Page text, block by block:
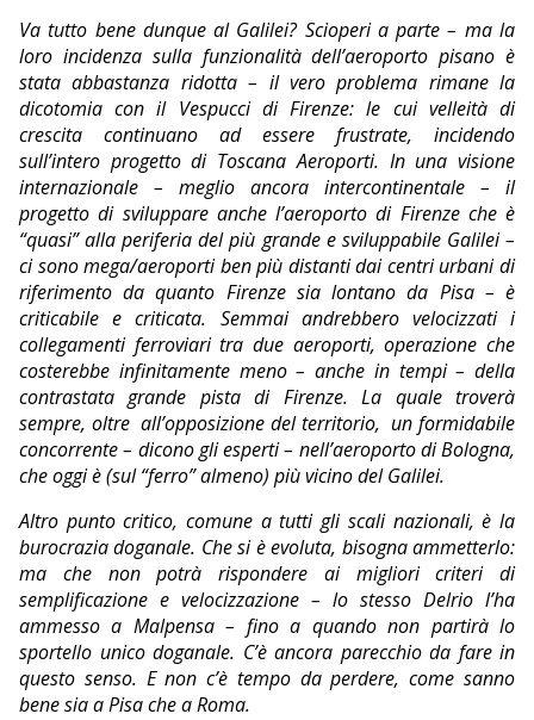
Va tutto bene dunque al Galilei? Scioperi a parte – ma la
loro incidenza sulla funzionalità dell’aeroporto pisano è
stata abbastanza ridotta – il vero problema rimane la
dicotomia con il Vespucci di Firenze: le cui velleità di
crescita continuano ad essere frustrate, incidendo
sull’intero progetto di Toscana Aeroporti. In una visione
internazionale – meglio ancora intercontinentale – il
progetto di sviluppare anche l’aeroporto di Firenze che è
“quasi” alla periferia del più grande e sviluppabile Galilei –
ci sono mega/aeroporti ben più distanti dai centri urbani di
riferimento da quanto Firenze sia lontano da Pisa – è
criticabile e criticata. Semmai andrebbero velocizzati i
collegamenti ferroviari tra due aeroporti, operazione che
costerebbe infinitamente meno – anche in tempi – della
contrastata grande pista di Firenze. La quale troverà
sempre, oltre all’opposizione del territorio, un formidabile
concorrente – dicono gli esperti – nell’aeroporto di Bologna,
che oggi è (sul “ferro” almeno) più vicino del Galilei.
Altro punto critico, comune a tutti gli scali nazionali, è la
burocrazia doganale. Che si è evoluta, bisogna ammetterlo:
ma che non potrà rispondere ai migliori criteri di
semplificazione e velocizzazione – lo stesso Delrio l’ha
ammesso a Malpensa – fino a quando non partirà lo
sportello unico doganale. C’è ancora parecchio da fare in
questo senso. E non c’è tempo da perdere, come sanno
bene sia a Pisa che a Roma.